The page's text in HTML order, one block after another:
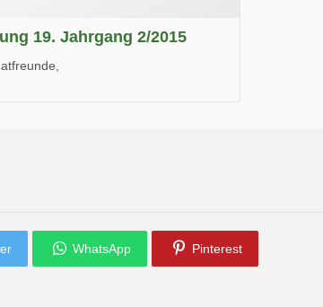
19. Jahrgang 2/2015
WhatsApp Pinterest